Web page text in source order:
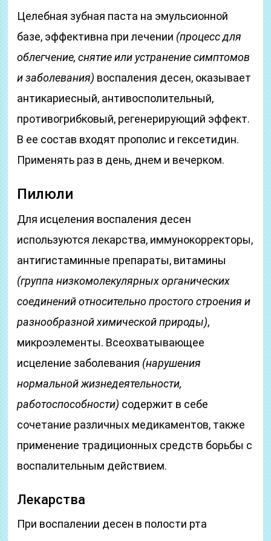
Целебная зубная паста на эмульсионной
базе, эффективна при лечении (процесс для
облегчение, снятие или устранение симптомов
и заболевания) воспаления десен, оказывает
антикариесный, антивосполительный,
противогрибковый, регенерирующий эффект.
В ее состав входят прополис и гексетидин.
Применять раз в день, днем и вечерком.
Пилюли
Для исцеления воспаления десен
используются лекарства, иммунокорректоры,
антигистаминные препараты, витамины
(группа низкомолекулярных органических
соединений относительно простого строения и
разнообразной химической природы),
микроэлементы. Всеохватывающее
исцеление заболевания (нарушения
нормальной жизнедеятельности,
работоспособности) содержит в себе
сочетание различных медикаментов, также
применение традиционных средств борьбы с
воспалительным действием.
Лекарства
При воспалении десен в полости рта